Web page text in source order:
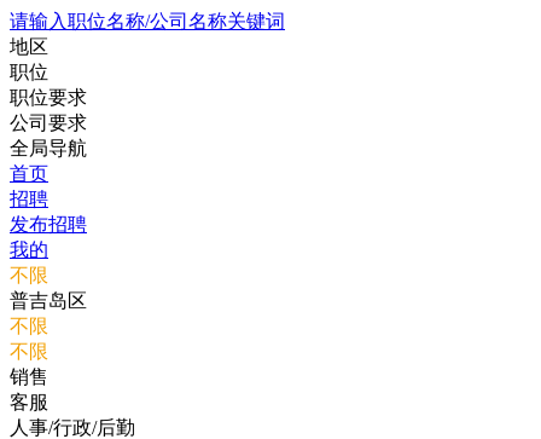
请输入职位名称/公司名称关键词
地区
职位
职位要求
公司要求
全局导航
首页
招聘
发布招聘
我的
不限
普吉岛区
不限
不限
销售
客服
人事/行政/后勤